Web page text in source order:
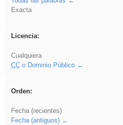
Exacta
Licencia:
Cualquiera
CCo Dominio Público
Orden:
Fecha (recientes)
Fecha (antiguos)